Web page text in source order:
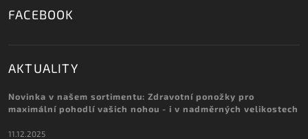
FACEBOOK
AKTUALITY
Novinka v našem sortimentu: Zdravotní ponožky pro
maximální pohodlí vašich nohou - i v nadměrných velikostech
11.12.2025